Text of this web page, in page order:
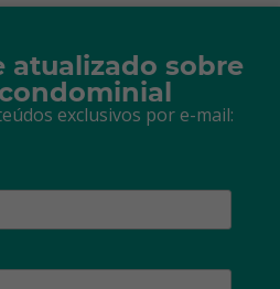
atualizado sobre
exclusivos por e-mail: